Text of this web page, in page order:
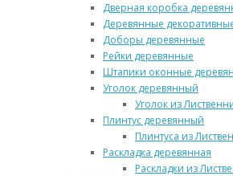
Дверная коробка
Деревянные
Доборы деревянные
Рейки деревянные
Штапики оконные
Уголок деревянный
Уголок из
Плинтус деревянный
Плинтуса из
Раскладка деревянная
Раскладки из